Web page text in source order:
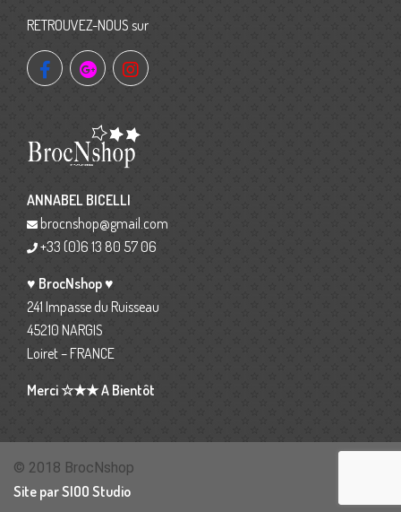
RETROUVEZ-NOUS sur
ANNABEL BICELLI
brocnshop@gmail.com
+33 (0)6 13 80 57 06
♥ BrocNshop ♥
241 Impasse du Ruisseau
45210 NARGIS
Loiret – FRANCE
Merci ☆★★ A Bientôt
© 2018 BrocNshop
Site par SIOO Studio